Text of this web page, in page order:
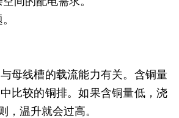
母线槽的载流能力有关。含铜量
比较的铜排。如果含铜量低，浇
温升就会过高。